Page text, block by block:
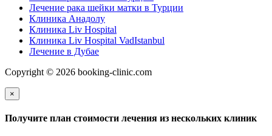
Лечение рака шейки матки в Турции
Клиника Анадолу
Клиника Liv Hospital
Клиника Liv Hospital VadIstanbul
Лечение в Дубае
Copyright © 2026 booking-clinic.com
×
Получите план стоимости лечения из нескольких клиник